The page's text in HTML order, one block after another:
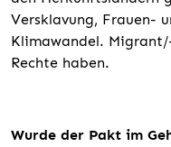
Versklavung, Frauen-
Klimawandel.
Rechte haben.
Wurde der Pakt im